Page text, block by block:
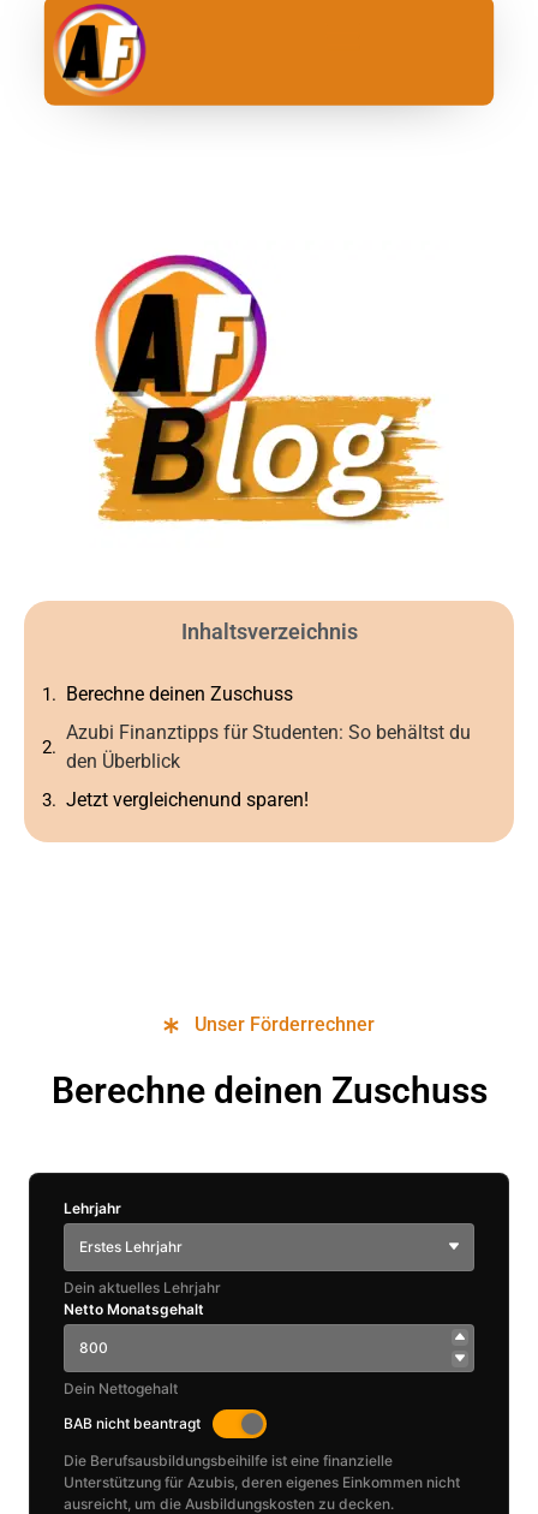
Inhaltsverzeichnis
Berechne deinen Zuschuss
Azubi Finanztipps für Studenten: So behältst du
den Überblick
Jetzt vergleichenund sparen!
Unser Förderrechner
Berechne deinen Zuschuss
Lehrjahr
Erstes Lehrjahr
Dein aktuelles Lehrjahr
Netto Monatsgehalt
Dein Nettogehalt
BAB nicht beantragt
Die Berufsausbildungsbeihilfe ist eine finanzielle
Unterstützung für Azubis, deren eigenes Einkommen nicht
ausreicht, um die Ausbildungskosten zu decken.